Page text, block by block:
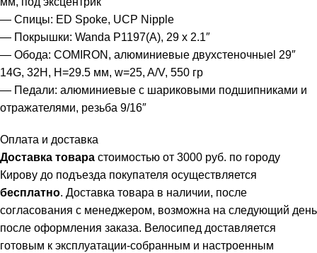
— Спицы: ED Spoke, UCP Nipple
— Покрышки: Wanda P1197(A), 29 х 2.1″
— Обода: СOMIRON, алюминиевые двухстеночныеl 29″
14G, 32H, H=29.5 мм, w=25, A/V, 550 гр
— Педали: алюминиевые с шариковыми подшипниками и
отражателями, резьба 9/16″
Оплата и доставка
Доставка товара стоимостью от 3000 руб. по городу
Кирову до подъезда покупателя осуществляется
бесплатно. Доставка товара в наличии, после
согласования с менеджером, возможна на следующий день
после оформления заказа. Велосипед доставляется
готовым к эксплуатации-собранным и настроенным